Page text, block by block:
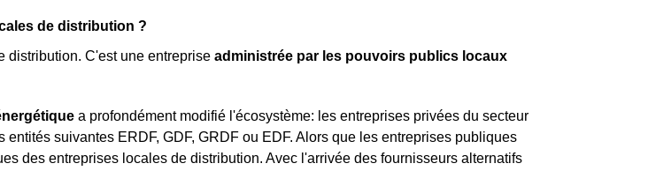
de distribution ?
distribution. C'est une entreprise administrée par les pouvoirs publics locaux
a profondément modifié l'écosystème: les entreprises privées du secteur
entités suivantes ERDF, GDF, GRDF ou EDF. Alors que les entreprises publiques
des entreprises locales de distribution. Avec l'arrivée des fournisseurs alternatifs